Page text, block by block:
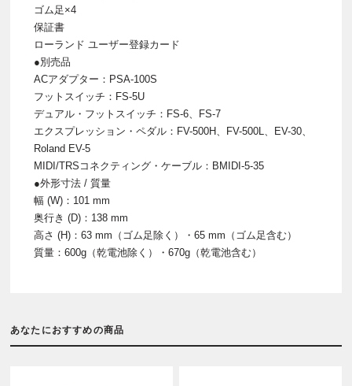
ゴム足×4
保証書
ローランド ユーザー登録カード
●別売品
ACアダプター：PSA-100S
フットスイッチ：FS-5U
デュアル・フットスイッチ：FS-6、FS-7
エクスプレッション・ペダル：FV-500H、FV-500L、EV-30、
Roland EV-5
MIDI/TRSコネクティング・ケーブル：BMIDI-5-35
●外形寸法 / 質量
幅 (W)：101 mm
奥行き (D)：138 mm
高さ (H)：63 mm（ゴム足除く）・65 mm（ゴム足含む）
質量：600g（乾電池除く）・670g（乾電池含む）
あなたにおすすめの商品